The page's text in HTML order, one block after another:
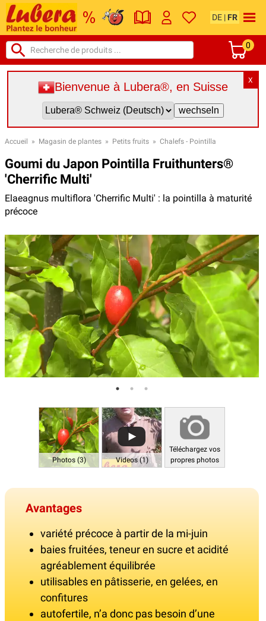
DE | FR
0
X
Bienvenue à Lubera®, en Suisse
Accueil » Magasin de plantes » Petits fruits » Chalefs - Pointilla
Goumi du Japon Pointilla Fruithunters®
'Cherrific Multi'
Elaeagnus multiflora 'Cherrific Multi' : la pointilla à maturité
précoce
Photos (3) Videos (1)
Téléchargez vos
propres photos
Avantages
variété précoce à partir de la mi-juin
baies fruitées, teneur en sucre et acidité
agréablement équilibrée
utilisables en pâtisserie, en gelées, en
confitures
autofertile, n’a donc pas besoin d’une